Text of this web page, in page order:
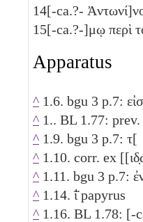
14[-ca.?-
15[-ca.?-]μῳ περὶ
Apparatus
^ 1.6. bgu 3 p.7:
^ 1.. BL 1.77: prev.
^ 1.9. bgu 3 p.7:
^ 1.10. corr. ex
^ 1.11. bgu 3 p.7:
^ 1.14. ΐ̈ papyrus
^ 1.16. BL 1.78: [-